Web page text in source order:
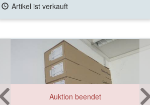
Artikel ist verkauft
Auktion beendet